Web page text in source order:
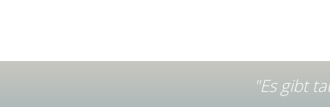
"Es gibt